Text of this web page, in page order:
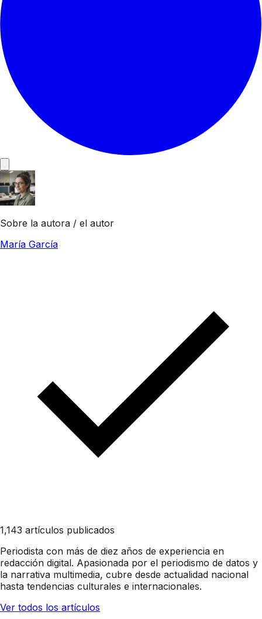
Sobre la autora / el autor
María García
1,143 artículos publicados
Periodista con más de diez años de experiencia en
redacción digital. Apasionada por el periodismo de datos y
la narrativa multimedia, cubre desde actualidad nacional
hasta tendencias culturales e internacionales.
Ver todos los artículos